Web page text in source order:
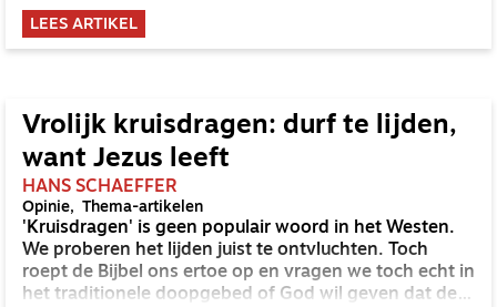
bijzonder troostvol in de oren hebben geklonken.
LEES ARTIKEL
Vrolijk kruisdragen: durf te lijden,
want Jezus leeft
HANS SCHAEFFER
Opinie Thema-artikelen
'Kruisdragen' is geen populair woord in het Westen.
We proberen het lijden juist te ontvluchten. Toch
roept de Bijbel ons ertoe op en vragen we toch echt in
het traditionele doopgebed of God wil geven dat de